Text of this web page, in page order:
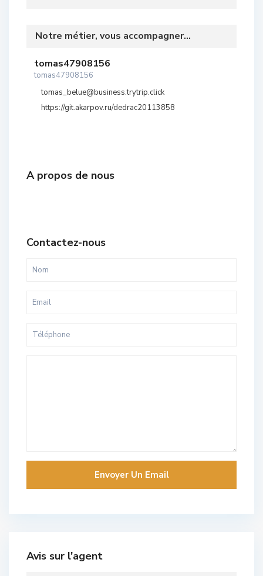
Notre métier, vous accompagner...
tomas47908156
tomas47908156
tomas_belue@business.trytrip.click
https://git.akarpov.ru/dedrac20113858
A propos de nous
Contactez-nous
Avis sur l'agent